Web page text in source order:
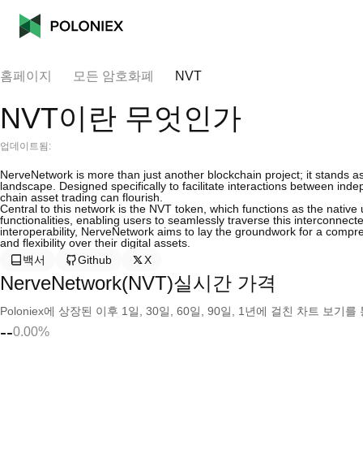
홈페이지 모든 암호화폐 NVT
NVT이란 무엇인가
업데이트됨:
NerveNetwork is more than just another blockchain project; it stands
landscape. Designed specifically to facilitate interactions between
chain asset trading can flourish.
Central to this network is the NVT token, which functions as the
functionalities, enabling users to seamlessly traverse this
interoperability, NerveNetwork aims to lay the groundwork for a
and flexibility over their digital assets.
백서
Github X
NerveNetwork(NVT)실시간 가격
Poloniex에 상장된 이후 1일, 30일, 60일, 90일, 1년에 걸친 차트 보기
--0.00%